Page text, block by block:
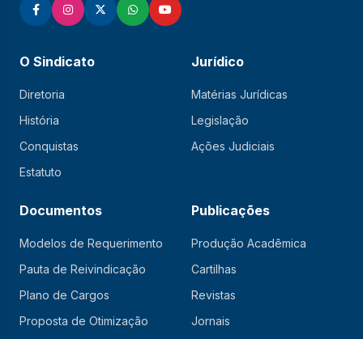
O Sindicato
Diretoria
História
Conquistas
Estatuto
Jurídico
Matérias Jurídicas
Legislação
Ações Judiciais
Documentos
Modelos de Requerimento
Pauta de Reivindicação
Plano de Cargos
Proposta de Otimização
Publicações
Produção Acadêmica
Cartilhas
Revistas
Jornais